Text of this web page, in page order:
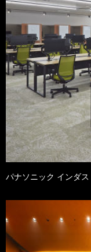
パナソニック インダ